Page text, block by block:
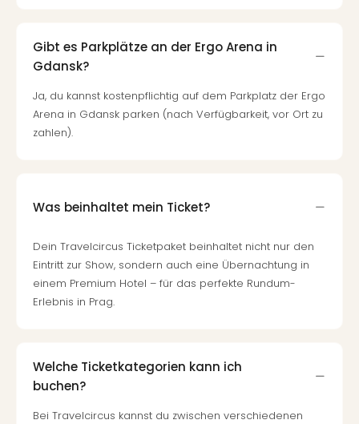
Gibt es Parkplätze an der Ergo Arena in
Gdansk?
Ja, du kannst kostenpflichtig auf dem Parkplatz der Ergo
Arena in Gdansk parken (nach Verfügbarkeit, vor Ort zu
zahlen).
Was beinhaltet mein Ticket?
Dein Travelcircus Ticketpaket beinhaltet nicht nur den
Eintritt zur Show, sondern auch eine Übernachtung in
einem Premium Hotel – für das perfekte Rundum-
Erlebnis in Prag.
Welche Ticketkategorien kann ich
buchen?
Bei Travelcircus kannst du zwischen verschiedenen